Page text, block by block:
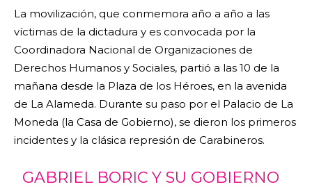
La movilización, que conmemora año a año a las
víctimas de la dictadura y es convocada por la
Coordinadora Nacional de Organizaciones de
Derechos Humanos y Sociales, partió a las 10 de la
mañana desde la Plaza de los Héroes, en la avenida
de La Alameda. Durante su paso por el Palacio de La
Moneda (la Casa de Gobierno), se dieron los primeros
incidentes y la clásica represión de Carabineros.
GABRIEL BORIC Y SU GOBIERNO